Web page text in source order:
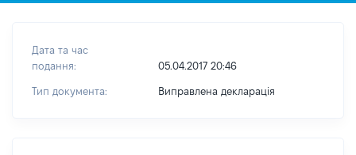
Дата та час
подання:
05.04.2017 20:46
Тип документа: Виправлена декларація